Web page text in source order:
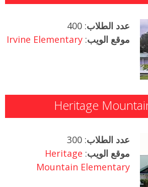
عدد الطلاب: 400
موقع الويب:
Irvine Elementary
Heritage
عدد الطلاب: 300
موقع الويب:
Heritage
Mountain Elementary